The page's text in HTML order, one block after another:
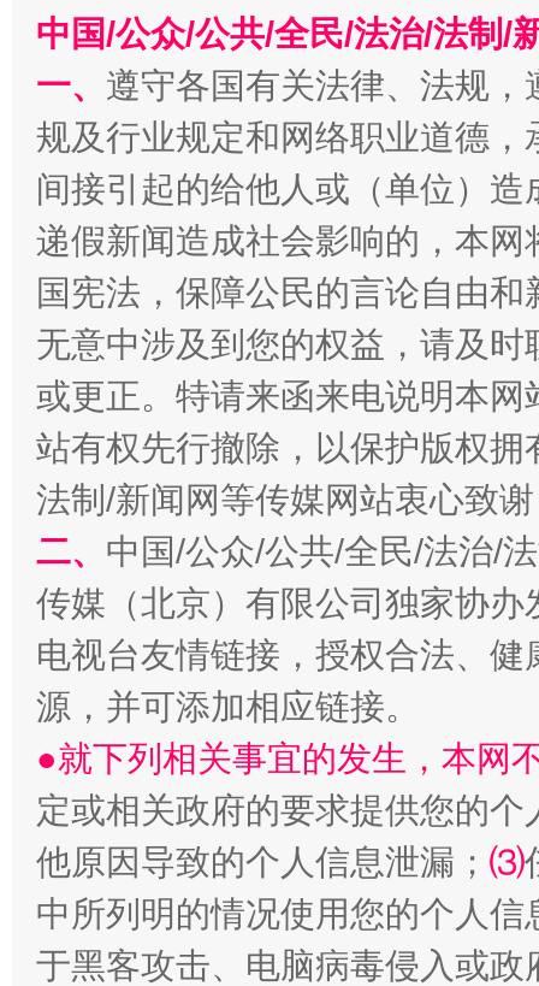
衣柜里的秘密 高速路
春天里的科技盛宴
巳巳如意，开工大吉！
中国/公众/公共/全民/法治/法制/
一、 遵守各国有关法律、法规
规及行业规定和网络职业道德
间接引起的给他人或（单位）
递假新闻造成社会影响的，本
国宪法，保障公民的言论自由
无意中涉及到您的权益，请及
或更正。特请来函来电说明本
站有权先行撤除，以保护版权
法制/新闻网等传媒网站衷心致
二、 中国/公众/公共/全民/法治/
传媒（北京）有限公司独家协
电视台友情链接，授权合法、
源，并可添加相应链接。
●就下列相关事宜的发生，本网
定或相关政府的要求提供您的个
他原因导致的个人信息泄漏； ⑶
中所列明的情况使用您的个人
于黑客攻击、电脑病毒侵入或